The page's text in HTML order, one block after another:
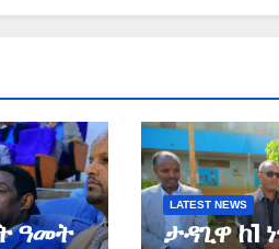
ዓመት
LATEST NEWS
ታዳጊዋ ከ1